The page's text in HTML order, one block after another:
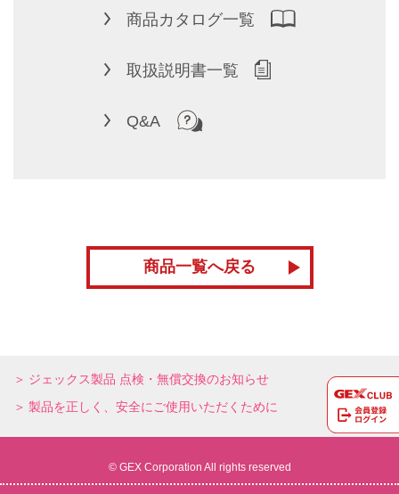
商品カタログ一覧
取扱説明書一覧
Q&A
商品一覧へ戻る
ジェックス製品 点検・無償交換のお知らせ
製品を正しく、安全にご使用いただくために
© GEX Corporation All rights reserved